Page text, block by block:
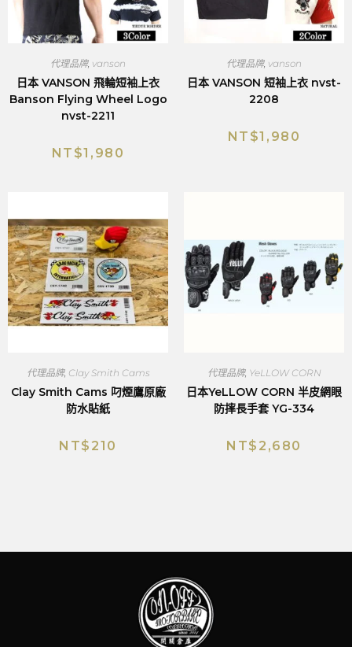
代理品牌, vanson
日本 VANSON 飛輪短袖上衣
Banson Flying Wheel Logo
nvst-2211
NT$1,980
代理品牌, vanson
日本 VANSON 短袖上衣 nvst-
2208
NT$1,980
代理品牌, Clay Smith Cams
Clay Smith Cams 叼煙鷹原廠
防水貼紙
NT$ 210
代理品牌, YeLLOW CORN
日本YeLLOW CORN 半皮網眼
防摔長手套 YG-334
NT$ 2,680